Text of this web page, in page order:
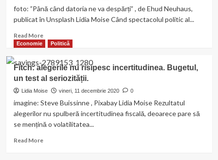
le-
văzut
Eco.
ne
îngrijorăm?
-
RFI
foto: ”Până când datoria ne va despărți” , de Ehud Neuhaus,
publicat în Unsplash Lidia Moise Când spectacolul politic al...
Read MoreRead
more
Cine
plătește
factura
unui
rating
statul,
leul,
Economie Politică
Fitch: alegerile nu risipesc incertitudinea. Bugetul,
un test al seriozității.
Lidia Moise vineri, 11 decembrie 2020 0
imagine: Steve Buissinne , Pixabay Lidia Moise Rezultatul
alegerilor nu spulberă incertitudinea fiscală, deoarece pare să
se mențină o volatilitatea...
Read MoreRead